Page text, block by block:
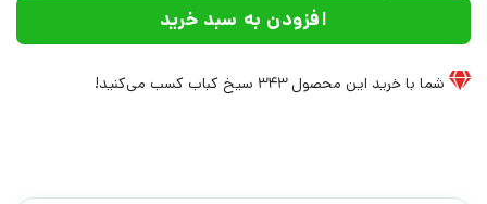
افزودن به سبد خرید
شما با خرید این محصول343 سیخ کباب کسب می‌کنید!